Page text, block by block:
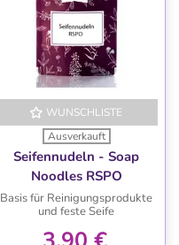
WUNSCHLISTE
Ausverkauft
Seifennudeln - Soap
Noodles RSPO
Basis für Reinigungsprodukte
und feste Seife